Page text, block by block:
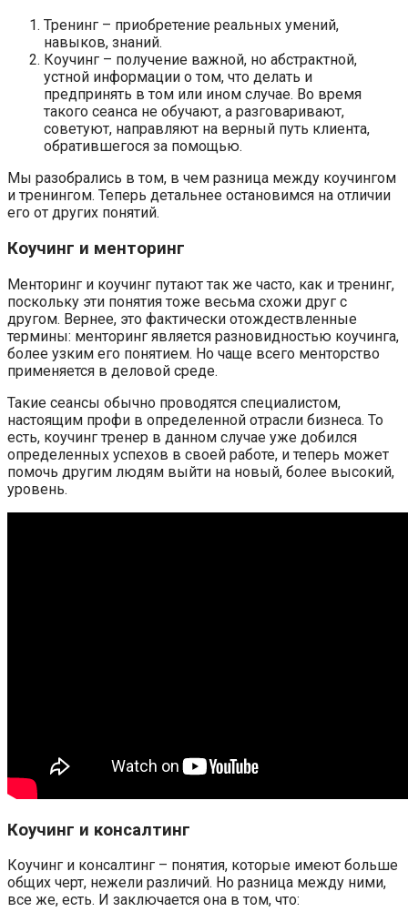
Тренинг – приобретение реальных умений,
навыков, знаний.
Коучинг – получение важной, но абстрактной,
устной информации о том, что делать и
предпринять в том или ином случае. Во время
такого сеанса не обучают, а разговаривают,
советуют, направляют на верный путь клиента,
обратившегося за помощью.
Мы разобрались в том, в чем разница между коучингом
и тренингом. Теперь детальнее остановимся на отличии
его от других понятий.
Коучинг и менторинг
Менторинг и коучинг путают так же часто, как и тренинг,
поскольку эти понятия тоже весьма схожи друг с
другом. Вернее, это фактически отождествленные
термины: менторинг является разновидностью коучинга,
более узким его понятием. Но чаще всего менторство
применяется в деловой среде.
Такие сеансы обычно проводятся специалистом,
настоящим профи в определенной отрасли бизнеса. То
есть, коучинг тренер в данном случае уже добился
определенных успехов в своей работе, и теперь может
помочь другим людям выйти на новый, более высокий,
уровень.
Коучинг и консалтинг
Коучинг и консалтинг – понятия, которые имеют больше
общих черт, нежели различий. Но разница между ними,
все же, есть. И заключается она в том, что: